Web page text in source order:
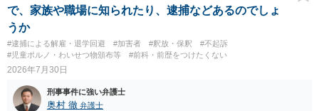
で、家族や職場に知られたり、逮捕などあるのでしょ
うか
#逮捕による解雇・退学回避 #加害者 #釈放・保釈
#不起訴
#児童ポルノ・わいせつ物頒布等
#前科・前歴をつけたくない
2026年7月30日
刑事事件に強い弁護士
奥村 徹 弁護士